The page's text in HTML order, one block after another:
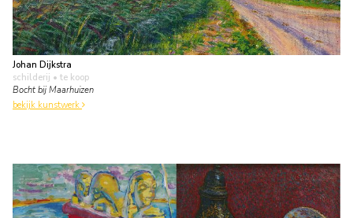
Johan Dijkstra
schilderij • te koop
Bocht bij Maarhuizen
bekijk kunstwerk